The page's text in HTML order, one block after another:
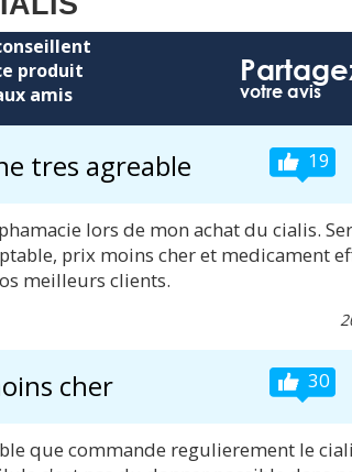
produit
amis
votre avis
tres agreable 19
lors de mon achat du cialis.
prix moins cher et medicament
meilleurs clients.
cher 30
que commande regulierement le